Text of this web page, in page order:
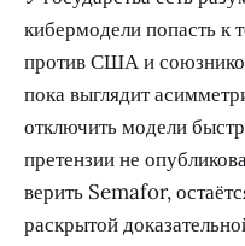
кибермодели попасть к
против США и
пока выглядит
отключить модели
претензии не
верить Semafor,
раскрытой